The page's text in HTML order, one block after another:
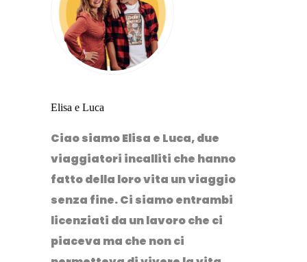
Elisa e Luca
Ciao siamo Elisa e Luca, due
viaggiatori incalliti che hanno
fatto della loro vita un viaggio
senza fine. Ci siamo entrambi
licenziati da un lavoro che ci
piaceva ma che non ci